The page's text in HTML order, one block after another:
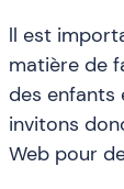
ll est
matière de
des enfants
invitons
Web pour